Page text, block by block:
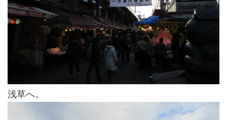
浅草へ。